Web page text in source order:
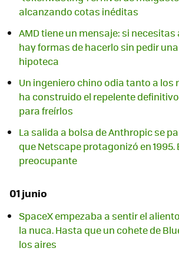
alcanzando cotas inéditas
AMD tiene un mensaje: si
hay formas de hacerlo sin pedir
hipoteca
Un ingeniero chino odia tanto a los
ha construido el repelente
para freírlos
La salida a bolsa de Anthropic se
que Netscape protagonizó en 1995.
preocupante
01 junio
SpaceX empezaba a sentir el
la nuca. Hasta que un cohete de
los aires